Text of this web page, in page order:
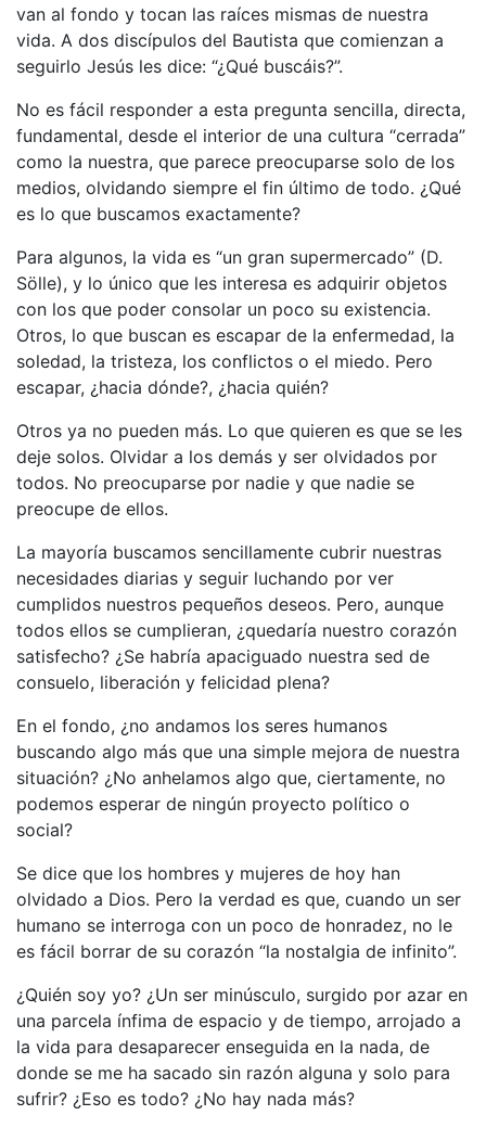
van al fondo y tocan las raíces mismas de nuestra
vida. A dos discípulos del Bautista que comienzan a
seguirlo Jesús les dice: “¿Qué buscáis?”.
No es fácil responder a esta pregunta sencilla, directa,
fundamental, desde el interior de una cultura “cerrada”
como la nuestra, que parece preocuparse solo de los
medios, olvidando siempre el fin último de todo. ¿Qué
es lo que buscamos exactamente?
Para algunos, la vida es “un gran supermercado” (D.
Sölle), y lo único que les interesa es adquirir objetos
con los que poder consolar un poco su existencia.
Otros, lo que buscan es escapar de la enfermedad, la
soledad, la tristeza, los conflictos o el miedo. Pero
escapar, ¿hacia dónde?, ¿hacia quién?
Otros ya no pueden más. Lo que quieren es que se les
deje solos. Olvidar a los demás y ser olvidados por
todos. No preocuparse por nadie y que nadie se
preocupe de ellos.
La mayoría buscamos sencillamente cubrir nuestras
necesidades diarias y seguir luchando por ver
cumplidos nuestros pequeños deseos. Pero, aunque
todos ellos se cumplieran, ¿quedaría nuestro corazón
satisfecho? ¿Se habría apaciguado nuestra sed de
consuelo, liberación y felicidad plena?
En el fondo, ¿no andamos los seres humanos
buscando algo más que una simple mejora de nuestra
situación? ¿No anhelamos algo que, ciertamente, no
podemos esperar de ningún proyecto político o
social?
Se dice que los hombres y mujeres de hoy han
olvidado a Dios. Pero la verdad es que, cuando un ser
humano se interroga con un poco de honradez, no le
es fácil borrar de su corazón “la nostalgia de infinito”.
¿Quién soy yo? ¿Un ser minúsculo, surgido por azar en
una parcela ínfima de espacio y de tiempo, arrojado a
la vida para desaparecer enseguida en la nada, de
donde se me ha sacado sin razón alguna y solo para
sufrir? ¿Eso es todo? ¿No hay nada más?